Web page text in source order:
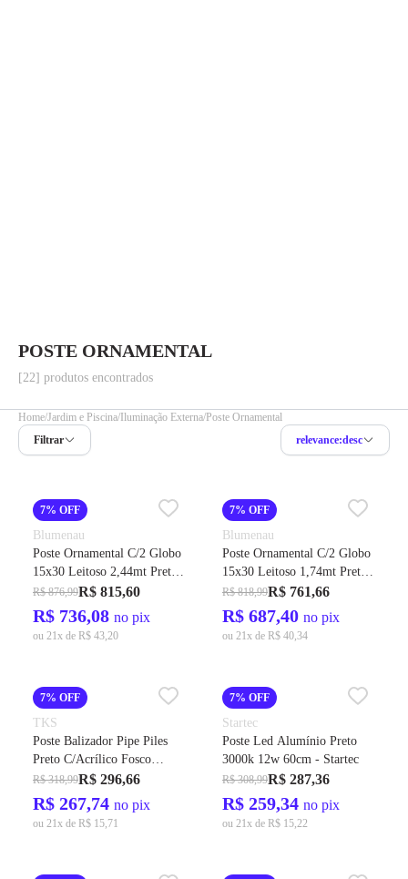
POSTE ORNAMENTAL
[22] produtos encontrados
Home Jardim e Piscina Iluminação Externa Poste Ornamental
Filtrar
relevance:desc
7% OFF
Blumenau
Poste Ornamental C/2 Globo
15x30 Leitoso 2,44mt Preto
Ip-54 Ref.178399.01 -
Blumenau
R$ 876,99R$ 815,60
R$ 736,08 no pix
ou 21x de R$ 43,20
7% OFF
Blumenau
Poste Ornamental C/2 Globo
15x30 Leitoso 1,74mt Preto
Ip-54 Ref.178199.01 -
Blumenau
R$ 818,99R$ 761,66
R$ 687,40 no pix
ou 21x de R$ 40,34
7% OFF
TKS
Poste Balizador Pipe Piles
Preto C/Acrílico Fosco
Ref.1331 38x107x300mm
P/1gu-10 - Tks
R$ 318,99R$ 296,66
R$ 267,74 no pix
ou 21x de R$ 15,71
7% OFF
Startec
Poste Led Alumínio Preto
3000k 12w 60cm - Startec
R$ 308,99R$ 287,36
R$ 259,34 no pix
ou 21x de R$ 15,22